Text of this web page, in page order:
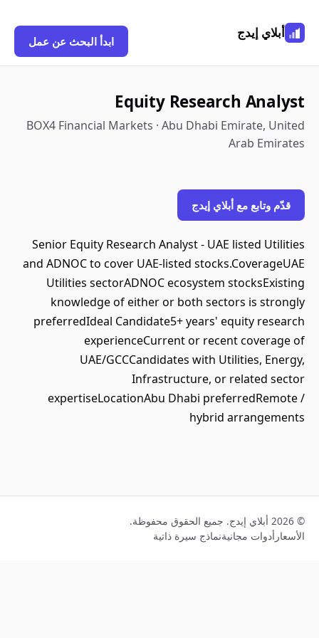
أبلاي إيدج
ابدأ البحث عن عمل
Equity Research Analyst
BOX4 Financial Markets · Abu Dhabi Emirate, United
Arab Emirates
قدّم وتابع مع أبلاي إيدج
Senior Equity Research Analyst - UAE listed Utilities
and ADNOC to cover UAE-listed stocks.CoverageUAE
Utilities sectorADNOC ecosystem stocksExisting
knowledge of either or both sectors is strongly
preferredIdeal Candidate5+ years' equity research
experienceCurrent or recent coverage of
UAE/GCCCandidates with Utilities, Energy,
Infrastructure, or related sector
expertiseLocationAbu Dhabi preferredRemote /
hybrid arrangements
© 2026 أبلاي إيدج. جميع الحقوق محفوظة.
الأسعار أدوات مجانيةنماذج سيرة ذاتية